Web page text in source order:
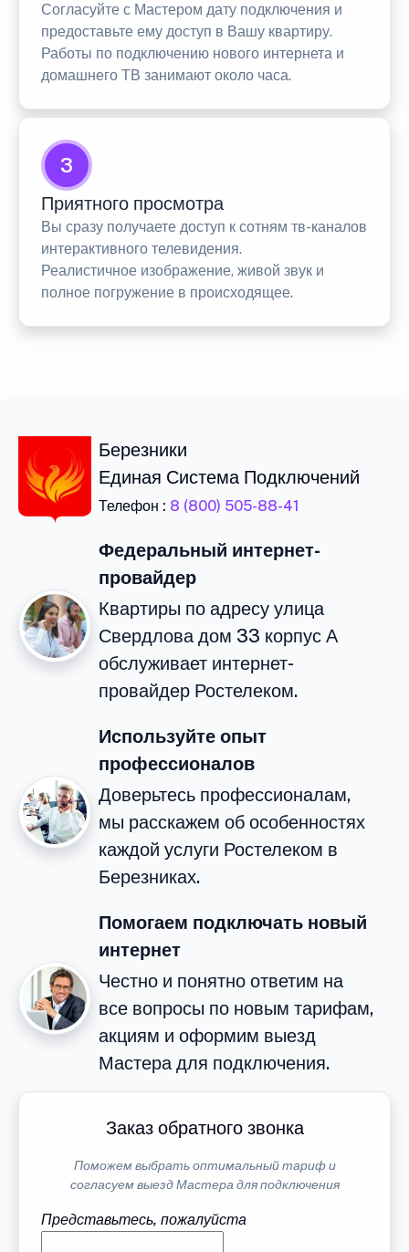
Согласуйте с Мастером дату подключения и
предоставьте ему доступ в Вашу квартиру.
Работы по подключению нового интернета и
домашнего ТВ занимают около часа.
3
Приятного просмотра
Вы сразу получаете доступ к сотням тв-каналов
интерактивного телевидения.
Реалистичное изображение, живой звук и
полное погружение в происходящее.
Березники
Единая Система Подключений
Телефон : 8 (800) 505-88-41
Федеральный интернет-
провайдер
Квартиры по адресу улица
Свердлова дом 33 корпус А
обслуживает интернет-
провайдер Ростелеком.
Используйте опыт
профессионалов
Доверьтесь профессионалам,
мы расскажем об особенностях
каждой услуги Ростелеком в
Березниках.
Помогаем подключать новый
интернет
Честно и понятно ответим на
все вопросы по новым тарифам,
акциям и оформим выезд
Мастера для подключения.
Заказ обратного звонка
Поможем выбрать оптимальный тариф и
согласуем выезд Мастера для подключения
Представьтесь, пожалуйста